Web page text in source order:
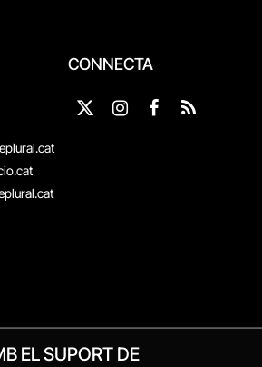
CONNECTA
X
Instagram
Facebook
RSS
EL SUPORT DE